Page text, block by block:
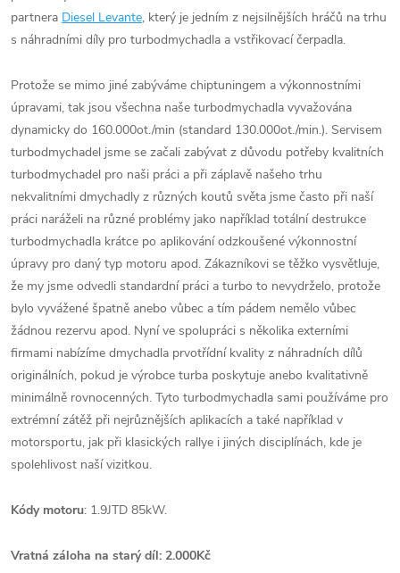
partnera Diesel Levante, který je jedním z nejsilnějších hráčů na trhu
s náhradními díly pro turbodmychadla a vstřikovací čerpadla.
Protože se mimo jiné zabýváme chiptuningem a výkonnostními
úpravami, tak jsou všechna naše turbodmychadla vyvažována
dynamicky do 160.000ot./min (standard 130.000ot./min.). Servisem
turbodmychadel jsme se začali zabývat z důvodu potřeby kvalitních
turbodmychadel pro naši práci a při záplavě našeho trhu
nekvalitními dmychadly z různých koutů světa jsme často při naší
práci naráželi na různé problémy jako například totální destrukce
turbodmychadla krátce po aplikování odzkoušené výkonnostní
úpravy pro daný typ motoru apod. Zákazníkovi se těžko vysvětluje,
že my jsme odvedli standardní práci a turbo to nevydrželo, protože
bylo vyvážené špatně anebo vůbec a tím pádem nemělo vůbec
žádnou rezervu apod. Nyní ve spolupráci s několika externími
firmami nabízíme dmychadla prvotřídní kvality z náhradních dílů
originálních, pokud je výrobce turba poskytuje anebo kvalitativně
minimálně rovnocenných. Tyto turbodmychadla sami používáme pro
extrémní zátěž při nejrůznějších aplikacích a také například v
motorsportu, jak při klasických rallye i jiných disciplínách, kde je
spolehlivost naší vizitkou.
Kódy motoru: 1.9JTD 85kW.
Vratná záloha na starý díl: 2.000Kč